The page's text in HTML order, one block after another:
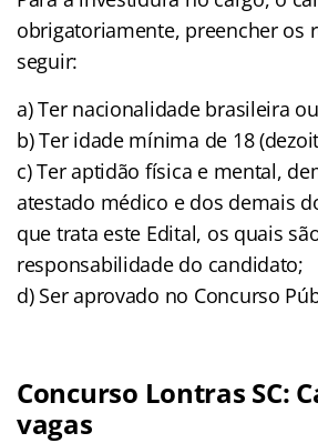
obrigatoriamente, preencher os
seguir:
a) Ter nacionalidade brasileira
b) Ter idade mínima de 18
c) Ter aptidão física e mental,
atestado médico e dos demais
que trata este Edital, os quais
responsabilidade do candidato;
d) Ser aprovado no Concurso
Concurso Lontras SC:
vagas